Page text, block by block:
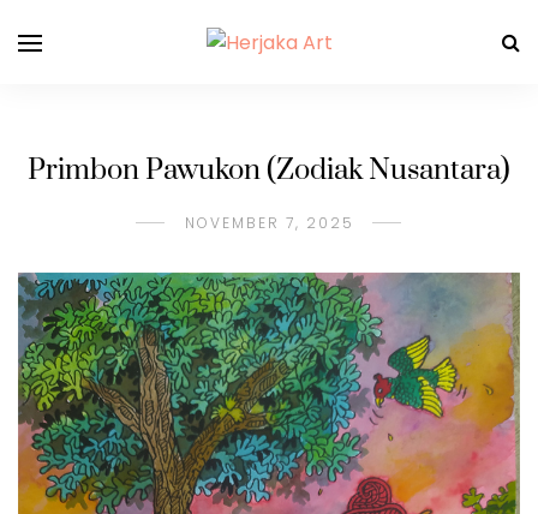
Primbon Pawukon (Zodiak Nusantara)
NOVEMBER 7, 2025